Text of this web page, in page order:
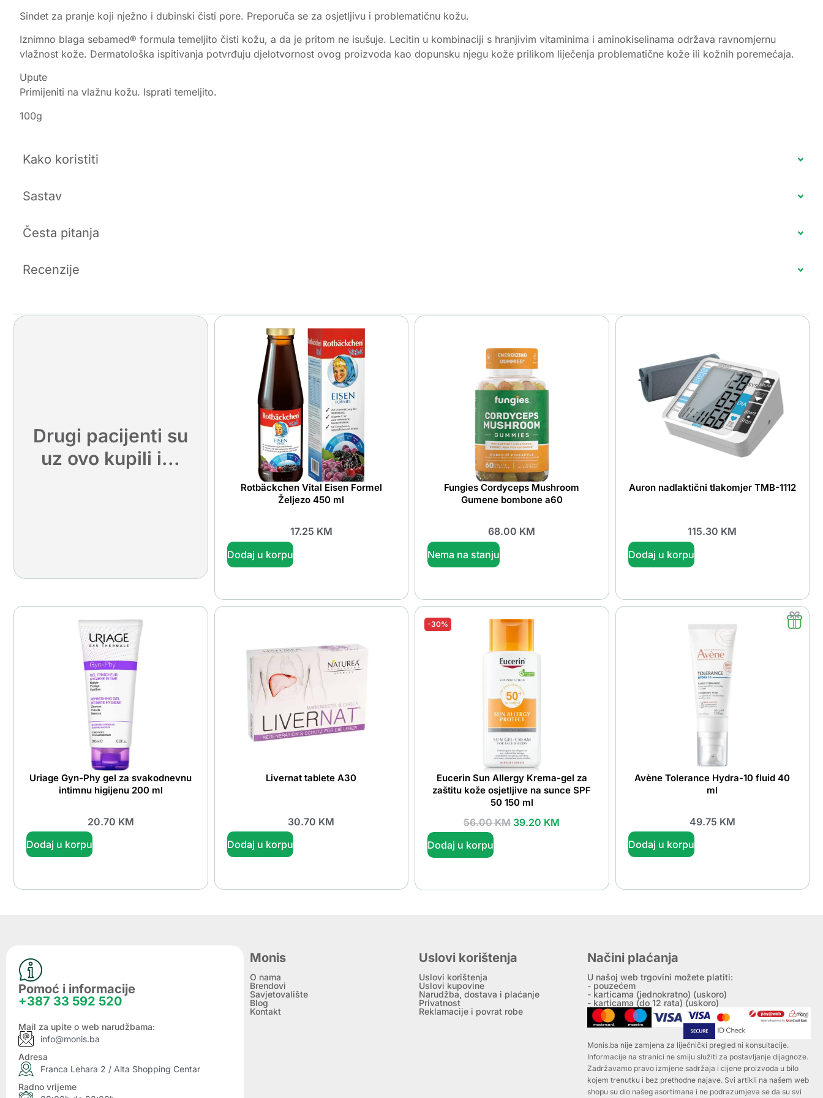
Sindet za pranje koji nježno i dubinski čisti pore. Preporuča se za osjetljivu i problematičnu kožu.
Iznimno blaga sebamed® formula temeljito čisti kožu, a da je pritom ne isušuje. Lecitin u kombinaciji s hranjivim vitaminima i aminokiselinama održava ravnomjernu
vlažnost kože. Dermatološka ispitivanja potvrđuju djelotvornost ovog proizvoda kao dopunsku njegu kože prilikom liječenja problematične kože ili kožnih poremećaja.
Upute
Primijeniti na vlažnu kožu. Isprati temeljito.
100g
Kako koristiti
Sastav
Česta pitanja
Recenzije
Drugi pacijenti su
uz ovo kupili i...
Rotbäckchen Vital Eisen Formel
Željezo 450 ml
17.25 KM
Dodaj u korpu
Fungies Cordyceps Mushroom
Gumene bombone a60
68.00 KM
Nema na stanju
Auron nadlaktični tlakomjer TMB-1112
115.30 KM
Dodaj u korpu
Uriage Gyn-Phy gel za svakodnevnu
intimnu higijenu 200 ml
20.70 KM
Dodaj u korpu
Livernat tablete A30
30.70 KM
Dodaj u korpu
-30%
Eucerin Sun Allergy Krema-gel za
zaštitu kože osjetljive na sunce SPF
50 150 ml
56.00KM 39.20 KM
Dodaj u korpu
Avène Tolerance Hydra-10 fluid 40
ml
49.75 KM
Dodaj u korpu
Pomoć i informacije
+387 33 592 520
Mail za upite o web narudžbama:
info@monis.ba
Adresa
Franca Lehara 2 / Alta Shopping Centar
Radno vrijeme
Monis
O nama
Brendovi
Savjetovalište
Blog
Kontakt
Uslovi korištenja
Uslovi korištenja
Uslovi kupovine
Narudžba, dostava i plaćanje
Privatnost
Reklamacije i povrat robe
Načini plaćanja
U našoj web trgovini možete platiti:
- pouzećem
- karticama (jednokratno) (uskoro)
- karticama (do 12 rata) (uskoro)
Monis.ba nije zamjena za liječnički pregled ni konsultacije.
Informacije na stranici ne smiju služiti za postavljanje dijagnoze.
Zadržavamo pravo izmjene sadržaja i cijene proizvoda u bilo
kojem trenutku i bez prethodne najave. Svi artikli na našem web
shopu su dio našeg asortimana i ne podrazumjeva se da su svi